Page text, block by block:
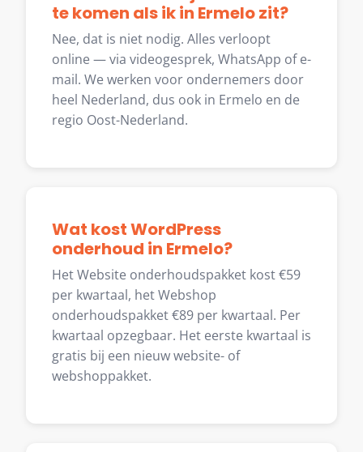
te komen als ik in Ermelo zit?
Nee, dat is niet nodig. Alles verloopt
online — via videogesprek, WhatsApp of e-
mail. We werken voor ondernemers door
heel Nederland, dus ook in Ermelo en de
regio Oost-Nederland.
Wat kost WordPress
onderhoud in Ermelo?
Het Website onderhoudspakket kost €59
per kwartaal, het Webshop
onderhoudspakket €89 per kwartaal. Per
kwartaal opzegbaar. Het eerste kwartaal is
gratis bij een nieuw website- of
webshoppakket.